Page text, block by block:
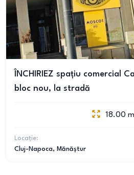
ÎNCHIRIEZ spațiu comercial
bloc nou, la stradă
18.00 m
Locație:
Cluj-Napoca, Mănăștur